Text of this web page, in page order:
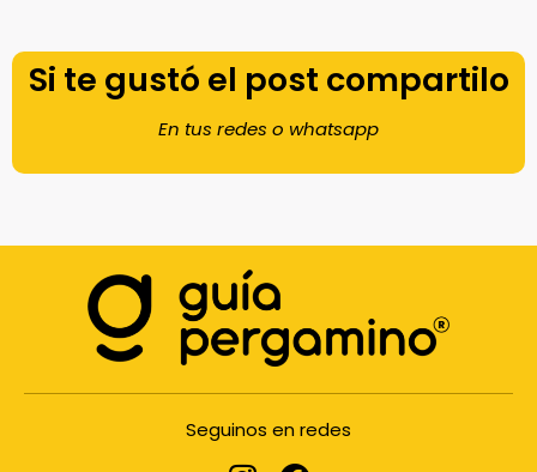
Si te gustó el post compartilo
En tus redes o whatsapp
Seguinos en redes